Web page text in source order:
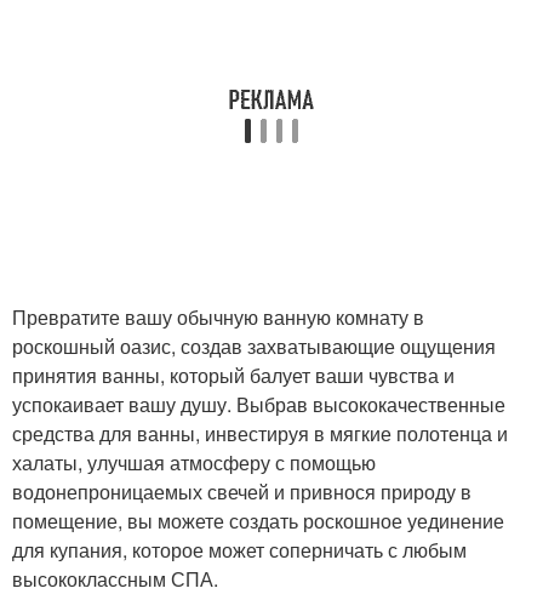
Превратите вашу обычную ванную комнату в
роскошный оазис, создав захватывающие ощущения
принятия ванны, который балует ваши чувства и
успокаивает вашу душу. Выбрав высококачественные
средства для ванны, инвестируя в мягкие полотенца и
халаты, улучшая атмосферу с помощью
водонепроницаемых свечей и привнося природу в
помещение, вы можете создать роскошное уединение
для купания, которое может соперничать с любым
высококлассным СПА.